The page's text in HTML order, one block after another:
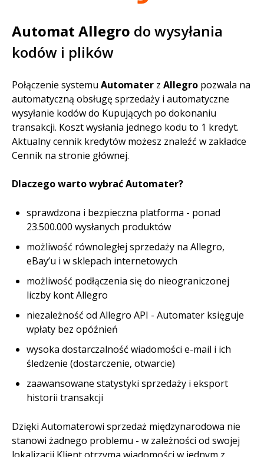
Automat Allegro do wysyłania
kodów i plików
Połączenie systemu Automater z Allegro pozwala na
automatyczną obsługę sprzedaży i automatyczne
wysyłanie kodów do Kupujących po dokonaniu
transakcji. Koszt wysłania jednego kodu to 1 kredyt.
Aktualny cennik kredytów możesz znaleźć w zakładce
Cennik na stronie głównej.
Dlaczego warto wybrać Automater?
sprawdzona i bezpieczna platforma - ponad
23.500.000 wysłanych produktów
możliwość równoległej sprzedaży na Allegro,
eBay’u i w sklepach internetowych
możliwość podłączenia się do nieograniczonej
liczby kont Allegro
niezależność od Allegro API - Automater księguje
wpłaty bez opóźnień
wysoka dostarczalność wiadomości e-mail i ich
śledzenie (dostarczenie, otwarcie)
zaawansowane statystyki sprzedaży i eksport
historii transakcji
Dzięki Automaterowi sprzedaż międzynarodowa nie
stanowi żadnego problemu - w zależności od swojej